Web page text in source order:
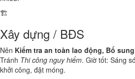
🏗️
Xây dựng / BĐS
Nên Kiểm tra an toàn lao động, Bổ
Tránh Thi công nguy hiểm. Giờ tốt: Sáng
khởi công, đặt móng.